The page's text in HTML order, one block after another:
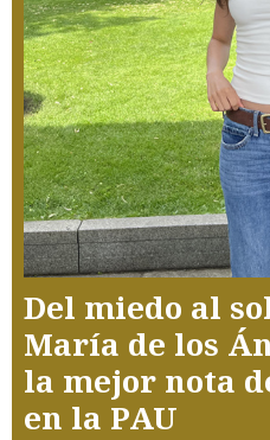
Del miedo al
María de los
la mejor nota
en la PAU